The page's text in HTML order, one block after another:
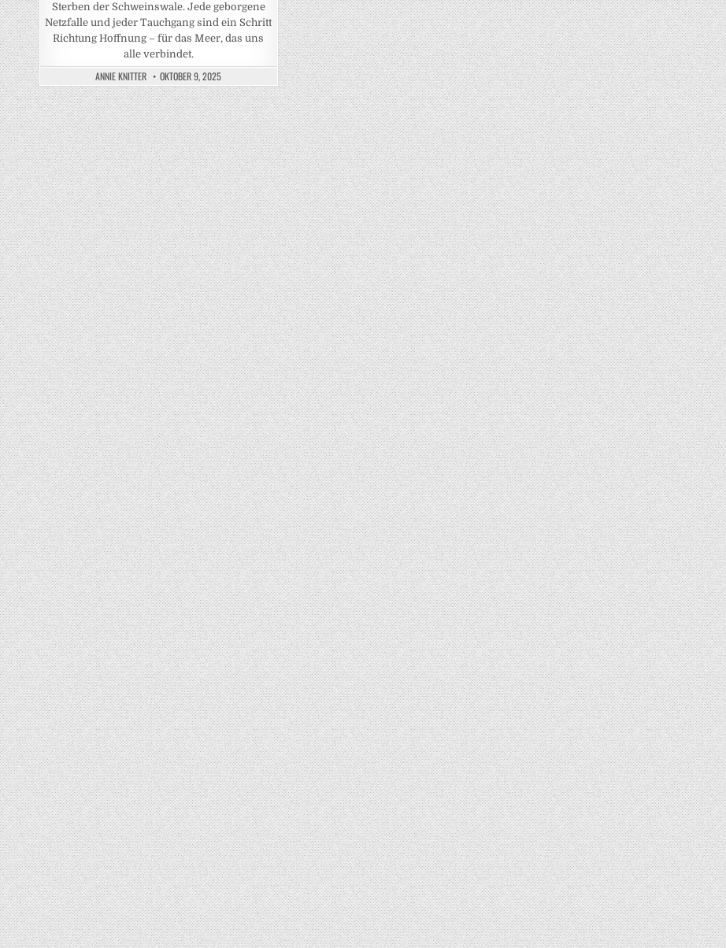
Sterben der Schweinswale. Jede geborgene
Netzfalle und jeder Tauchgang sind ein Schritt
Richtung Hoffnung – für das Meer, das uns
alle verbindet.
ANNIE KNITTER OKTOBER 9, 2025